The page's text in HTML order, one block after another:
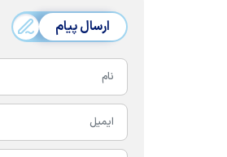
ارسال پیام